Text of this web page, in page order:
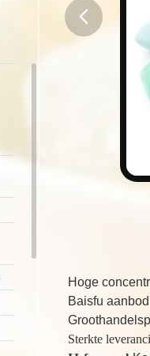
Hoge
Baisfu
Sterkte